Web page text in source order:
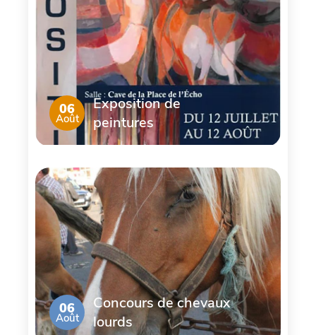
06
Août
Exposition de
peintures
06
Août
Concours de chevaux
lourds